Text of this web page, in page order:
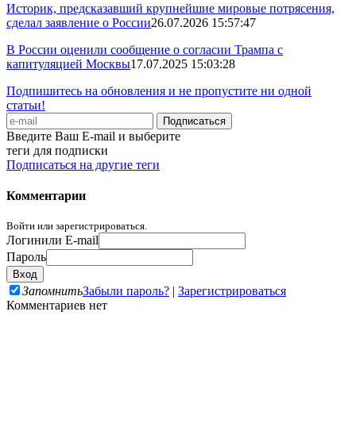
Историк, предсказавший крупнейшие мировые потрясения,
сделал заявление о России26.07.2026 15:57:47
В России оценили сообщение о согласии Трампа с
капитуляцией Москвы17.07.2025 15:03:28
Подпишитесь на обновления и не пропустите ни одной
статьи!
Введите Ваш E-mail и выберите
теги для подписки
Подписаться на другие теги
Комментарии
Войти или зарегистрироваться.
Логинили E-mail
Пароль
ЗапомнитьЗабыли пароль? | Зарегистрироваться
Комментариев нет